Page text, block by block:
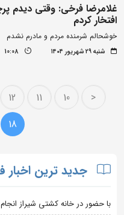
غلامرضا فرخی: وقتی دیدم
افتخار کردم
خوشحالم شرمنده مردم و مادرم نشدم
شنبه ۲۹ شهریور ۱۴۰۴ 10:08
<
10
11
12
18
جدید ترین اخبار
با حضور در خانه کشتی شیراز